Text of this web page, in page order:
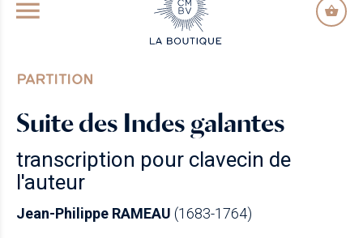
PARTITION
Suite des Indes galantes
transcription pour clavecin de
l'auteur
Jean-Philippe RAMEAU (1683-1764)